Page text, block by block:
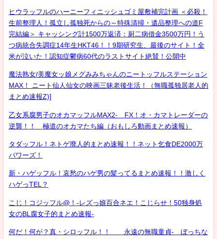
ヒウラッフルのハーニーフィニッシュゴミ屋敷補完計画 ＜必殺！
生前整理人！孤立し孤独死からの～特殊清掃・遺品整理への道F
完結編＞ キャッシング計1500万返済：厨二病借金3500万円！う
つ病統合失調症14年生HKT46！！9期研究生、最後のサイト！全
米が泣いた！認知症鬱病60代のラストサイト絶賛！公開中
魔法熟女/美魔女ッ娘メグみみちゃんのニートッフルステーション
MAX！ ニート仙人仙女の映画三昧老後生活！（無職孤独居老人的
まとめ速報Z)]
乙女系腐男子のオカマッフルMAX2- FX！オ・カマトレーダーの
逆襲！！ 極道のオカマたち編（おもしろ動画まとめ速報）
タダッフル！ネトゲ廃人的まとめ速報！！ネット乞食DE2000万
パワーズ！
新・ハゲッフル！哀愁のハゲ男の髪ってるまとめ速報！！激しく
ハゲっTEL？
こじ！コジッフル@！-レズっ娘百合ネエ！こじらせ！50独身処
女のBL腐女子的まとめ速報-
何だ！何が？真・シロッフル！！ 永遠の無職童貞- ぼっちな